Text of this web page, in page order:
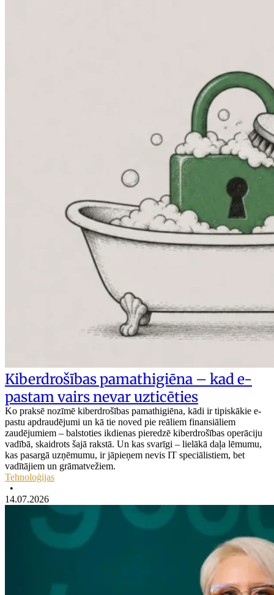
Kiberdrošības pamathigiēna – kad e-
pastam vairs nevar uzticēties
Ko praksē nozīmē kiberdrošības pamathigiēna, kādi ir tipiskākie e-
pastu apdraudējumi un kā tie noved pie reāliem finansiāliem
zaudējumiem – balstoties ikdienas pieredzē kiberdrošības operāciju
vadībā, skaidrots šajā rakstā. Un kas svarīgi – lielākā daļa lēmumu,
kas pasargā uzņēmumu, ir jāpieņem nevis IT speciālistiem, bet
vadītājiem un grāmatvežiem.
Tehnoloģijas
•
14.07.2026